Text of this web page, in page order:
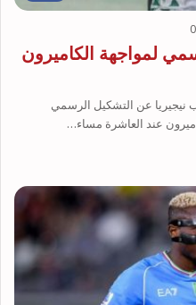
0
لمواجهة الكاميرون
نيجيريا عن التشكيل الرسمي
عند العاشرة مساء…